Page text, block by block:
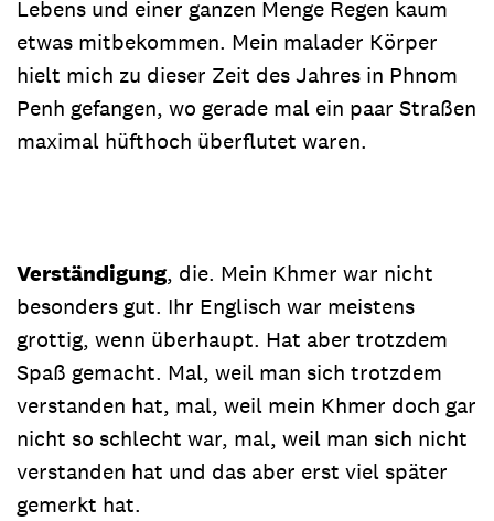
Lebens und einer ganzen Menge Regen kaum
etwas mitbekommen. Mein malader Körper
hielt mich zu dieser Zeit des Jahres in Phnom
Penh gefangen, wo gerade mal ein paar Straßen
maximal hüfthoch überflutet waren.
Verständigung, die. Mein Khmer war nicht
besonders gut. Ihr Englisch war meistens
grottig, wenn überhaupt. Hat aber trotzdem
Spaß gemacht. Mal, weil man sich trotzdem
verstanden hat, mal, weil mein Khmer doch gar
nicht so schlecht war, mal, weil man sich nicht
verstanden hat und das aber erst viel später
gemerkt hat.